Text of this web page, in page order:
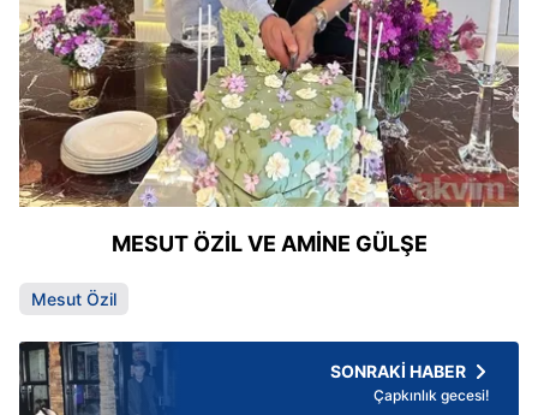
MESUT ÖZİL VE AMİNE GÜLŞE
Mesut Özil
SONRAKİ HABER
Çapkınlık gecesi!